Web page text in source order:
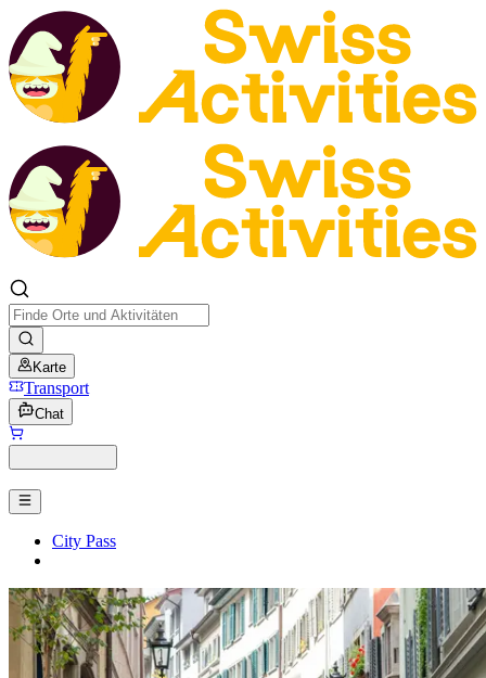
Karte
Transport
Chat
City Pass